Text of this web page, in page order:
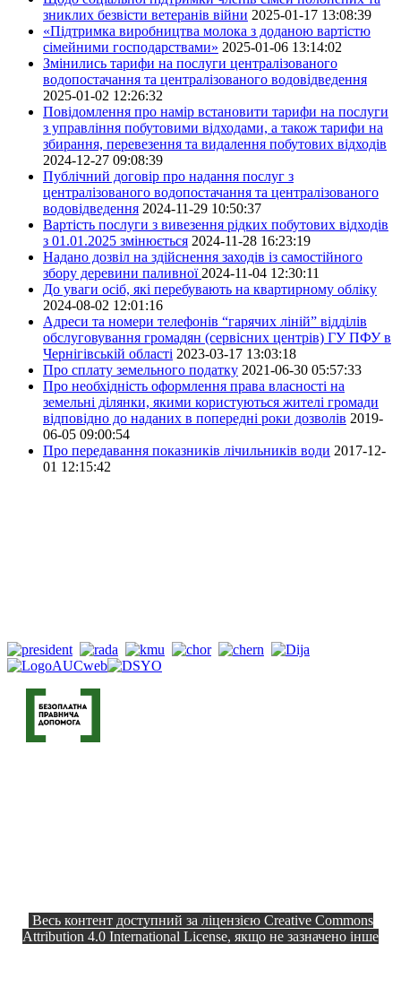
зниклих безвісти ветеранів війни 2025-01-17 13:08:39
«Підтримка виробництва молока з доданою вартістю
сімейними господарствами» 2025-01-06 13:14:02
Змінились тарифи на послуги централізованого
водопостачання та централізованого водовідведення
2025-01-02 12:26:32
Повідомлення про намір встановити тарифи на послуги
з управління побутовими відходами, а також тарифи на
збирання, перевезення та видалення побутових відходів
2024-12-27 09:08:39
Публічний договір про надання послуг з
централізованого водопостачання та централізованого
водовідведення 2024-11-29 10:50:37
Вартість послуги з вивезення рідких побутових відходів
з 01.01.2025 змінюється 2024-11-28 16:23:19
Надано дозвіл на здійснення заходів із самостійного
збору деревини паливної 2024-11-04 12:30:11
До уваги осіб, які перебувають на квартирному обліку
2024-08-02 12:01:16
Адреси та номери телефонів “гарячих ліній” відділів
обслуговування громадян (сервісних центрів) ГУ ПФУ в
Чернігівській області 2023-03-17 13:03:18
Про сплату земельного податку 2021-06-30 05:57:33
Про необхідність оформлення права власності на
земельні ділянки, якими користуються жителі громади
відповідно до наданих в попередні роки дозволів 2019-
06-05 09:00:54
Про передавання показників лічильників води 2017-12-
01 12:15:42
Весь контент доступний за ліцензією Creative Commons
Attribution 4.0 International License, якщо не зазначено інше